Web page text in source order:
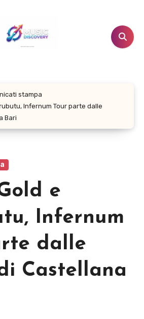
stampa
Infernum Tour parte dalle
Bari
e
Infernum
dalle
Castellana